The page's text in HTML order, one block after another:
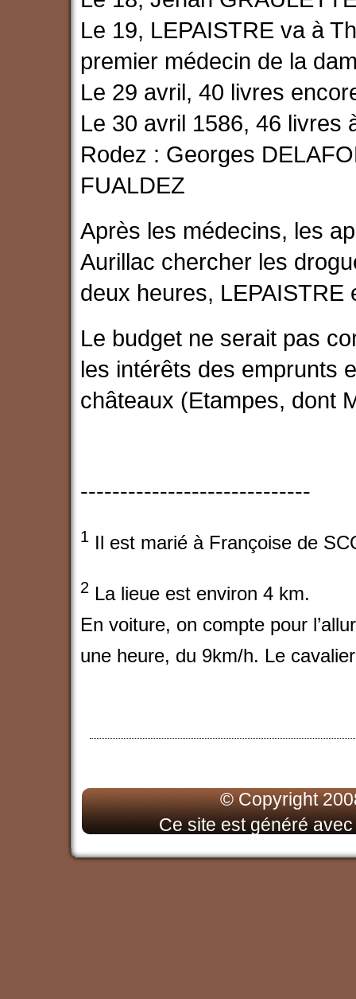
Le 19, LEPAISTRE va à
premier médecin de la
Le 29 avril, 40 livres
Le 30 avril 1586, 46 livres
Rodez : Georges
FUALDEZ
Après les médecins, les
Aurillac chercher les
deux heures,
Le budget ne serait pas
les intérêts des emprunts
châteaux (Etampes, dont
-----------------------------
1 Il est marié à Françoise de
2 La lieue est environ 4 km.
En voiture, on compte pour
une heure, du 9km/h. Le
© Copyright
Ce site est généré